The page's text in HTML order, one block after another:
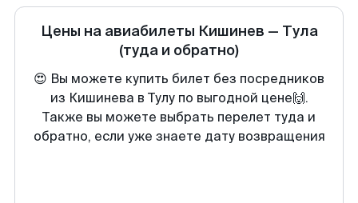
Цены на авиабилеты Кишинев — Тула
(туда и обратно)
😍 Вы можете купить билет без посредников
из Кишинева в Тулу по выгодной цене🙌.
Также вы можете выбрать перелет туда и
обратно, если уже знаете дату возвращения